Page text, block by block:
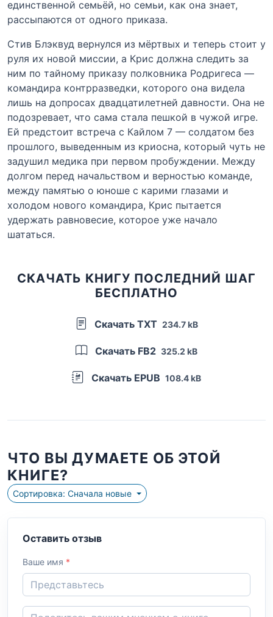
единственной семьёй, но семьи, как она знает,
рассыпаются от одного приказа.
Стив Блэквуд вернулся из мёртвых и теперь стоит у
руля их новой миссии, а Крис должна следить за
ним по тайному приказу полковника Родригеса —
командира контрразведки, которого она видела
лишь на допросах двадцатилетней давности. Она не
подозревает, что сама стала пешкой в чужой игре.
Ей предстоит встреча с Кайлом 7 — солдатом без
прошлого, выведенным из криосна, который чуть не
задушил медика при первом пробуждении. Между
долгом перед начальством и верностью команде,
между памятью о юноше с карими глазами и
холодом нового командира, Крис пытается
удержать равновесие, которое уже начало
шататься.
СКАЧАТЬ КНИГУ ПОСЛЕДНИЙ ШАГ
БЕСПЛАТНО
Скачать TXT 234.7 kB
Скачать FB2 325.2 kB
Скачать EPUB 108.4 kB
ЧТО ВЫ ДУМАЕТЕ ОБ ЭТОЙ
КНИГЕ?
Сортировка: Сначала новые
Оставить отзыв
Ваше имя *